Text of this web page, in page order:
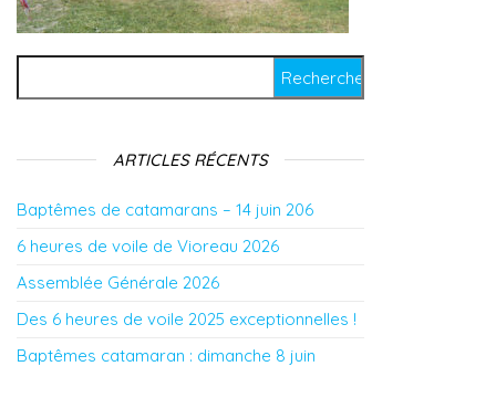
ARTICLES RÉCENTS
Baptêmes de catamarans – 14 juin 206
6 heures de voile de Vioreau 2026
Assemblée Générale 2026
Des 6 heures de voile 2025 exceptionnelles !
Baptêmes catamaran : dimanche 8 juin